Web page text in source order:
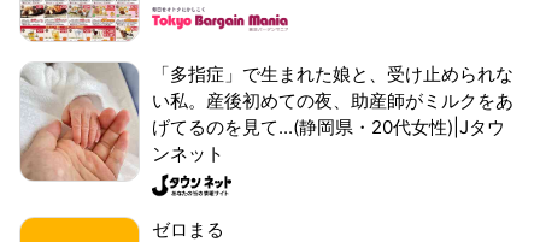
「多指症」で生まれた娘と、受け止められな
い私。産後初めての夜、助産師がミルクをあ
げてるのを見て...(静岡県・20代女性)|Jタウ
ンネット
ゼロまる